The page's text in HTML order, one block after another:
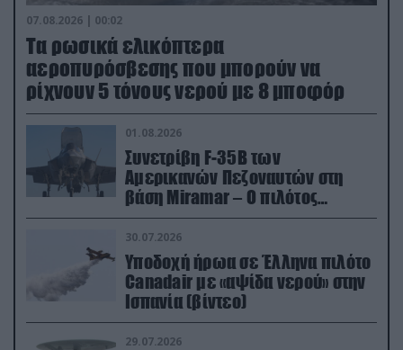
07.08.2026 | 00:02
Τα ρωσικά ελικόπτερα
αεροπυρόσβεσης που μπορούν να
ρίχνουν 5 τόνους νερού με 8 μποφόρ
01.08.2026
Συνετρίβη F-35B των
Αμερικανών Πεζοναυτών στη
βάση Miramar – Ο πιλότος
εκτινάχθηκε εγκαίρως
30.07.2026
Υποδοχή ήρωα σε Έλληνα πιλότο
Canadair με «αψίδα νερού» στην
Ισπανία (βίντεο)
29.07.2026